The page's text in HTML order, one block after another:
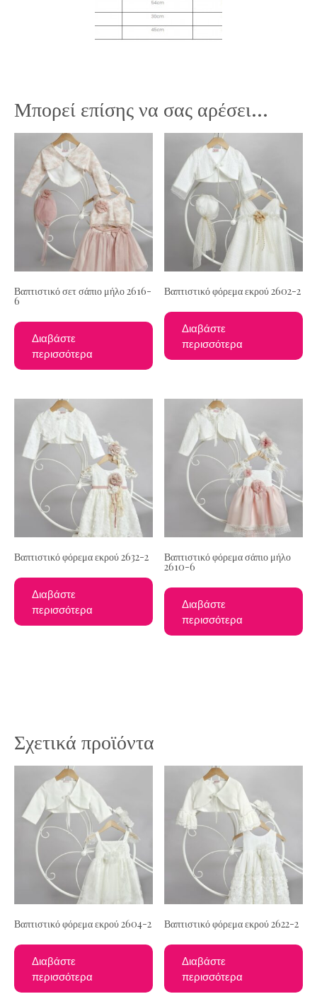
Μπορεί επίσης να σας αρέσει…
Βαπτιστικό σετ σάπιο μήλο 2616-
6
Διαβάστε
περισσότερα
Βαπτιστικό φόρεμα εκρού 2602-2
Διαβάστε
περισσότερα
Βαπτιστικό φόρεμα εκρού 2632-2
Διαβάστε
περισσότερα
Βαπτιστικό φόρεμα σάπιο μήλο
2610-6
Διαβάστε
περισσότερα
Σχετικά προϊόντα
Βαπτιστικό φόρεμα εκρού 2604-2
Διαβάστε
περισσότερα
Βαπτιστικό φόρεμα εκρού 2622-2
Διαβάστε
περισσότερα